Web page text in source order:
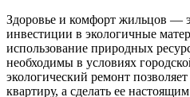
Здоровье и комфорт жильцов —
инвестиции в экологичные
использование природных
необходимы в условиях
экологический ремонт
квартиру, а сделать ее